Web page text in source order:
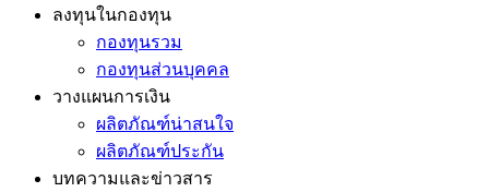
ลงทุนในกองทุน
กองทุนรวม
กองทุนส่วนบุคคล
วางแผนการเงิน
ผลิตภัณฑ์น่าสนใจ
ผลิตภัณฑ์ประกัน
บทความและข่าวสาร